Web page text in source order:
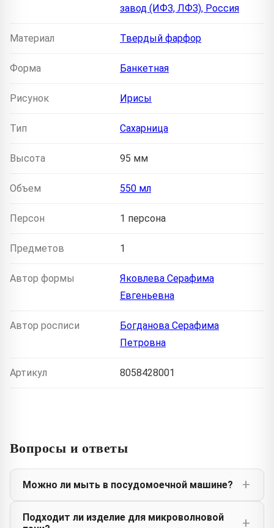
завод (ИФЗ, ЛФЗ), Россия
Материал Твердый фарфор
Форма Банкетная
Рисунок Ирисы
Тип Сахарница
Высота 95 мм
Объем 550 мл
Персон 1 персона
Предметов 1
Автор формы
Яковлева Серафима
Евгеньевна
Автор росписи
Богданова Серафима
Петровна
Артикул 8058428001
Вопросы и ответы
Можно ли мыть в посудомоечной машине?
Подходит ли изделие для микроволновой